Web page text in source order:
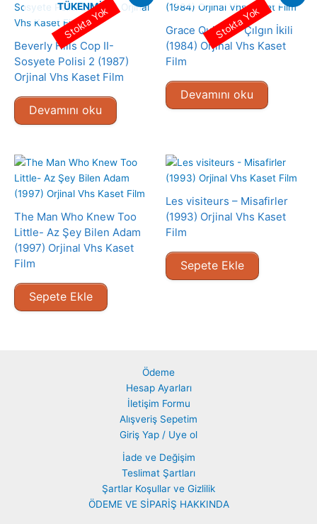
TÜKENMIŞ
Beverly Hills Cop II-
Sosyete Polisi 2 (1987)
Orjinal Vhs Kaset Film
Devamını oku
Stokta Yok
Grace Quigley- Çılgın İkili
(1984) Orjinal Vhs Kaset
Film
Devamını oku
Stokta Yok
The Man Who Knew Too
Little- Az Şey Bilen Adam
(1997) Orjinal Vhs Kaset
Film
Sepete Ekle
Les visiteurs – Misafirler
(1993) Orjinal Vhs Kaset
Film
Sepete Ekle
Ödeme
Hesap Ayarları
İletişim Formu
Alışveriş Sepetim
Giriş Yap / Uye ol
İade ve Değişim
Teslimat Şartları
Şartlar Koşullar ve Gizlilik
ÖDEME VE SİPARİŞ HAKKINDA